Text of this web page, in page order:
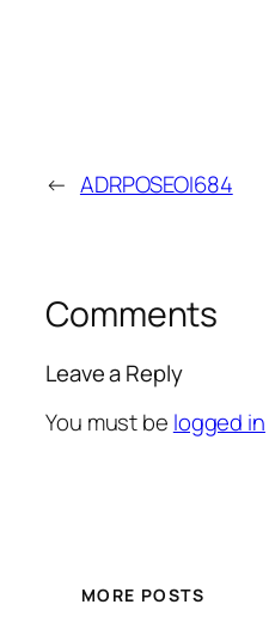
← ADRPOSEOI684
Comments
Leave a Reply
You must be logged in
MORE POSTS